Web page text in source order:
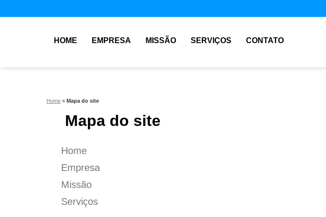
HOME EMPRESA MISSÃO SERVIÇOS CONTATO
Home » Mapa do site
Mapa do site
Home
Empresa
Missão
Serviços